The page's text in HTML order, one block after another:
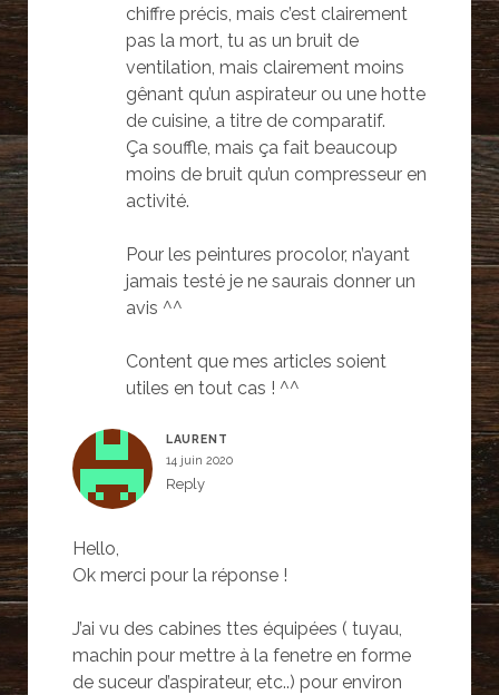
chiffre précis, mais c’est clairement
pas la mort, tu as un bruit de
ventilation, mais clairement moins
gênant qu’un aspirateur ou une hotte
de cuisine, a titre de comparatif.
Ça souffle, mais ça fait beaucoup
moins de bruit qu’un compresseur en
activité.
Pour les peintures procolor, n’ayant
jamais testé je ne saurais donner un
avis ^^
Content que mes articles soient
utiles en tout cas ! ^^
LAURENT
14 juin 2020
Reply
Hello,
Ok merci pour la réponse !
J’ai vu des cabines ttes équipées ( tuyau,
machin pour mettre à la fenetre en forme
de suceur d’aspirateur, etc..) pour environ